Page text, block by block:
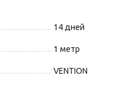
14 дней
1 метр
VENTION